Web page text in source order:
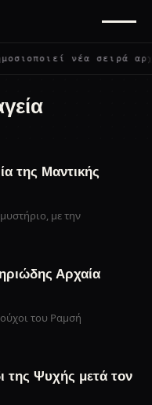
νέα σειρά
της Μαντικής
με την
Αρχαία
του Ραμσή
της Ψυχής μετά τον